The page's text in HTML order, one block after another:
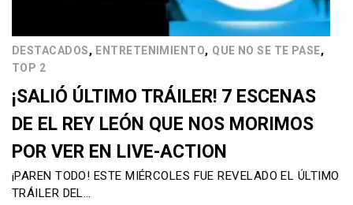
DESTACADOS, ENTRETENIMIENTO, QUE NO SE TE PASE,
TOP 2
¡SALIÓ ÚLTIMO TRÁILER! 7 ESCENAS
DE EL REY LEÓN QUE NOS MORIMOS
POR VER EN LIVE-ACTION
¡PAREN TODO! ESTE MIÉRCOLES FUE REVELADO EL ÚLTIMO
TRÁILER DEL…